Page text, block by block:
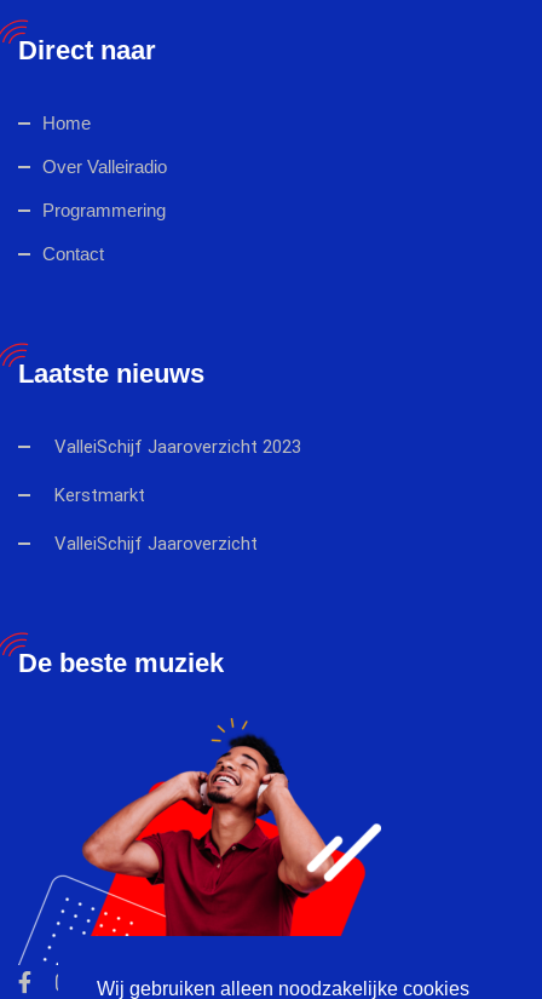
Direct naar
Home
Over Valleiradio
Programmering
Contact
Laatste nieuws
ValleiSchijf Jaaroverzicht 2023
Kerstmarkt
ValleiSchijf Jaaroverzicht
De beste muziek
Wij gebruiken alleen noodzakelijke cookies